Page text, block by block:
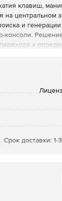
клавиш,
на центральном
и генерации
консоли.
к
процедур для
Срок доставки: 1-